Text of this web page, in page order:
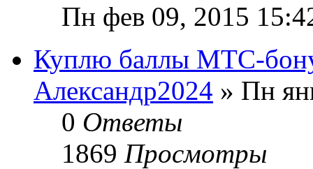
Пн фев 09, 2015
Куплю баллы МТС-
Александр2024 » Пн
0 Ответы
1869 Просмотры